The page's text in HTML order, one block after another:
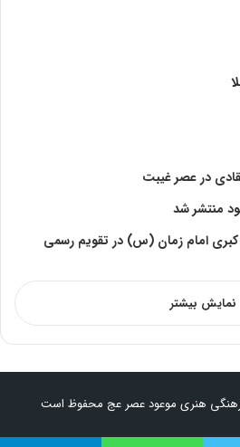
کبری امام زمان (س) در تقویم رسمی
نمایش بیشتر
هنری موعود عصر عج محفوظ است